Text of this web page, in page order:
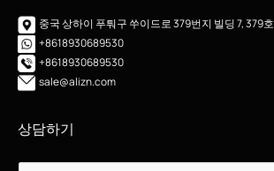
중국 상하이 푸퉈구 쑤이드로 379번지 빌딩 7, 379호
+8618930689530
+8618930689530
sale@alizn.com
상담하기
이